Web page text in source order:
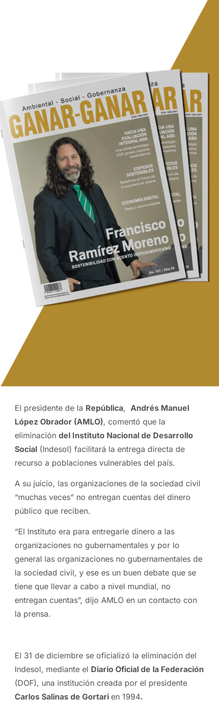
El presidente de la República, Andrés Manuel
López Obrador (AMLO), comentó que la
eliminación del Instituto Nacional de Desarrollo
Social (Indesol) facilitará la entrega directa de
recurso a poblaciones vulnerables del país.
A su juicio, las organizaciones de la sociedad civil
“muchas veces” no entregan cuentas del dinero
público que reciben.
“El Instituto era para entregarle dinero a las
organizaciones no gubernamentales y por lo
general las organizaciones no gubernamentales de
la sociedad civil, y ese es un buen debate que se
tiene que llevar a cabo a nivel mundial, no
entregan cuentas”, dijo AMLO en un contacto con
la prensa.
El 31 de diciembre se oficializó la eliminación del
Indesol, mediante el Diario Oficial de la Federación
(DOF), una institución creada por el presidente
Carlos Salinas de Gortari en 1994.